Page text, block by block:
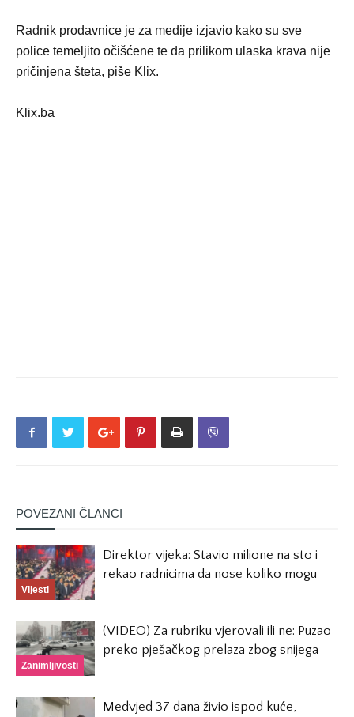
Radnik prodavnice je za medije izjavio kako su sve
police temeljito očišćene te da prilikom ulaska krava nije
pričinjena šteta, piše Klix.
Klix.ba
POVEZANI ČLANCI
Vijesti
Direktor vijeka: Stavio milione na sto i
rekao radnicima da nose koliko mogu
Zanimljivosti
(VIDEO) Za rubriku vjerovali ili ne: Puzao
preko pješačkog prelaza zbog snijega
Medvjed 37 dana živio ispod kuće,